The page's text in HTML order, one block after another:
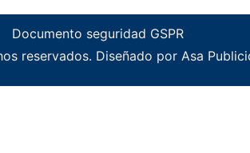
Documento seguridad GSPR
reservados. Diseñado por Asa